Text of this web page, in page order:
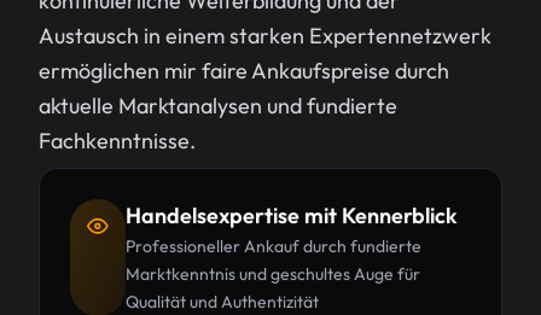
Austausch in einem starken Expertennetzwerk
ermöglichen mir faire Ankaufspreise durch
aktuelle Marktanalysen und fundierte
Fachkenntnisse.
Handelsexpertise mit Kennerblick
Professioneller Ankauf durch fundierte
Marktkenntnis und geschultes Auge für
Qualität und Authentizität